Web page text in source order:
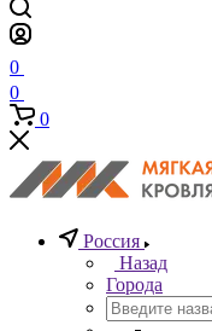
0
0
0
Россия
Назад
Города